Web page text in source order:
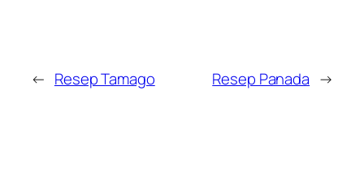
← Resep Tamago Resep Panada →